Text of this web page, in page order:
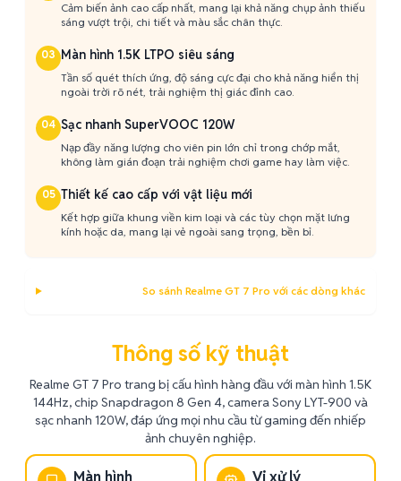
Cảm biến ảnh cao cấp nhất, mang lại khả năng chụp ảnh thiếu
sáng vượt trội, chi tiết và màu sắc chân thực.
03 Màn hình 1.5K LTPO siêu sáng
Tần số quét thích ứng, độ sáng cực đại cho khả năng hiển thị
ngoài trời rõ nét, trải nghiệm thị giác đỉnh cao.
04 Sạc nhanh SuperVOOC 120W
Nạp đầy năng lượng cho viên pin lớn chỉ trong chớp mắt,
không làm gián đoạn trải nghiệm chơi game hay làm việc.
05 Thiết kế cao cấp với vật liệu mới
Kết hợp giữa khung viền kim loại và các tùy chọn mặt lưng
kính hoặc da, mang lại vẻ ngoài sang trọng, bền bỉ.
So sánh Realme GT 7 Pro với các dòng khác
Thông số kỹ thuật
Realme GT 7 Pro trang bị cấu hình hàng đầu với màn hình 1.5K
144Hz, chip Snapdragon 8 Gen 4, camera Sony LYT-900 và
sạc nhanh 120W, đáp ứng mọi nhu cầu từ gaming đến nhiếp
ảnh chuyên nghiệp.
Màn hình Vi xử lý